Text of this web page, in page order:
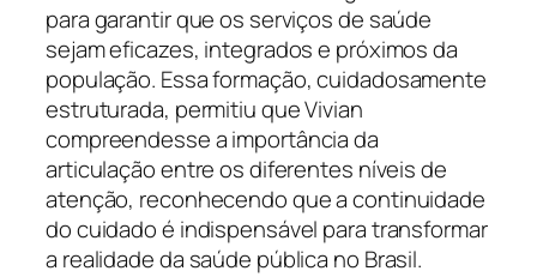
para garantir que os serviços de saúde
sejam eficazes, integrados e próximos da
população. Essa formação, cuidadosamente
estruturada, permitiu que Vivian
compreendesse a importância da
articulação entre os diferentes níveis de
atenção, reconhecendo que a continuidade
do cuidado é indispensável para transformar
a realidade da saúde pública no Brasil.